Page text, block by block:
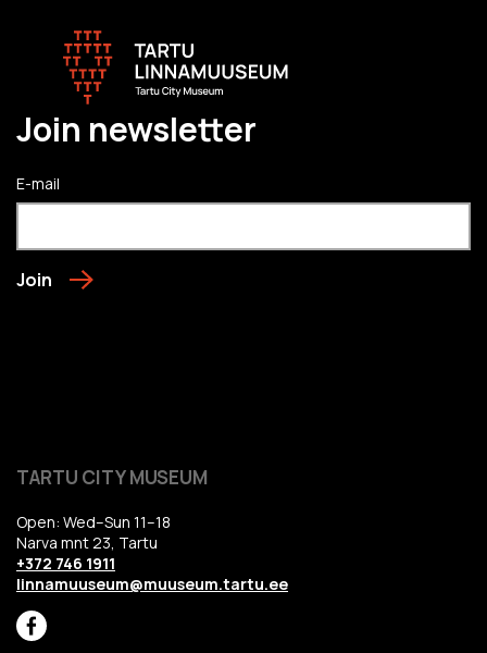
Join newsletter
E-mail
Join
TARTU CITY MUSEUM
Open: Wed–Sun 11–18
Narva mnt 23, Tartu
+372 746 1911
linnamuuseum@muuseum.tartu.ee